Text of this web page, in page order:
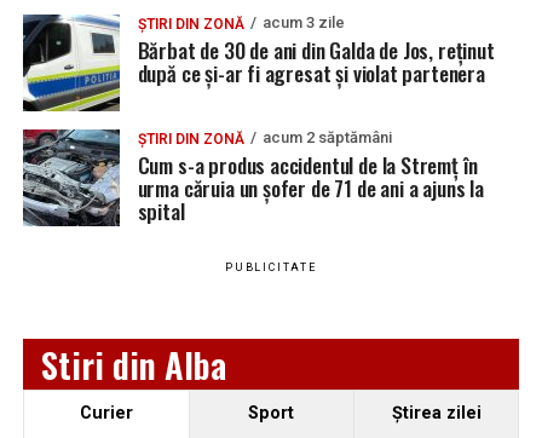
Locuri de muncă în Sântimbru, disponibile la 4
august 2026. AJOFM Alba a publicat lista posturilor
vacante
Locuri de muncă în Galda de Jos, disponibile la 4
august 2026. AJOFM Alba a publicat lista posturilor
vacante
Locuri de muncă în Teiuș, disponibile la 4 august
2026. AJOFM Alba a publicat lista posturilor
ce și-ar fi agresat și violat partenera
LMV
SC REMAT
PLUS SRL
LUCRATOR
SORTATOR DESEURI
10 0752172573
preferată pe Google
Urmărește Ziarul Unirea pe Social Media
ȘTIRI DIN ZONĂ acum 3 zile
Bărbat de 30 de ani din Galda de Jos, reținut
după ce și-ar fi agresat și violat partenera
ȘTIRI DIN ZONĂ acum 2 săptămâni
Cum s-a produs accidentul de la Stremț în
urma căruia un șofer de 71 de ani a ajuns la
spital
PUBLICITATE
Stiri din Alba
Curier Sport Ştirea zilei